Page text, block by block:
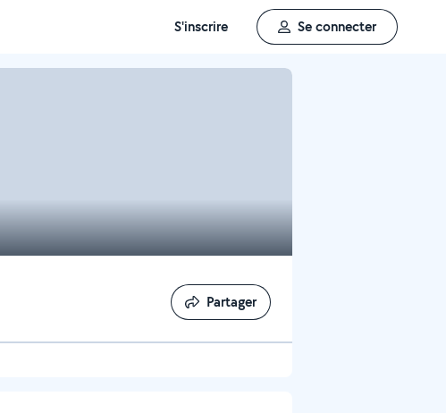
S'inscrire Se connecter
Partager
Partager